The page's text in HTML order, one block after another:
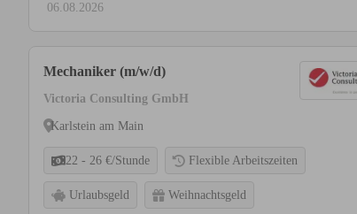
06.08.2026
Mechaniker (m/w/d)
Victoria Consulting GmbH
Karlstein am Main
22 - 26 €/Stunde Flexible Arbeitszeiten
Urlaubsgeld Weihnachtsgeld